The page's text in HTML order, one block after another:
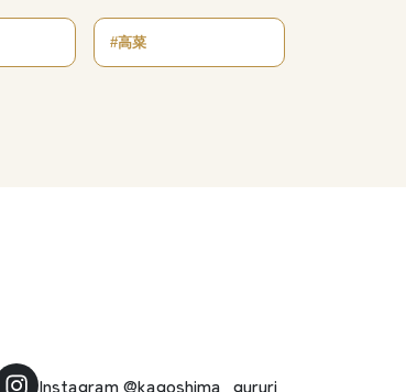
#高菜
Instagram@kagoshima_gururi